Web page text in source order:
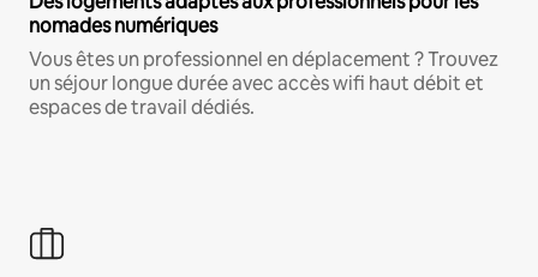
nomades numériques
Vous êtes un professionnel en déplacement ? Trouvez
un séjour longue durée avec accès wifi haut débit et
espaces de travail dédiés.